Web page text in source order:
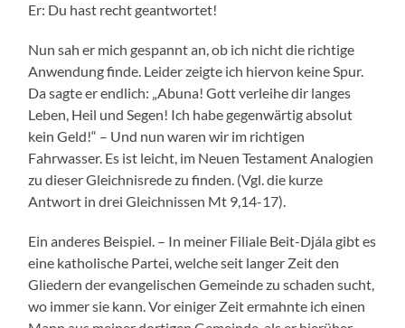
Er: Du hast recht geantwortet!
Nun sah er mich gespannt an, ob ich nicht die richtige
Anwendung finde. Leider zeigte ich hiervon keine Spur.
Da sagte er endlich: „Abuna! Gott verleihe dir langes
Leben, Heil und Segen! Ich habe gegenwärtig absolut
kein Geld!“ – Und nun waren wir im richtigen
Fahrwasser. Es ist leicht, im Neuen Testament Analogien
zu dieser Gleichnisrede zu finden. (Vgl. die kurze
Antwort in drei Gleichnissen Mt 9,14-17).
Ein anderes Beispiel. – In meiner Filiale Beit-Djála gibt es
eine katholische Partei, welche seit langer Zeit den
Gliedern der evangelischen Gemeinde zu schaden sucht,
wo immer sie kann. Vor einiger Zeit ermahnte ich einen